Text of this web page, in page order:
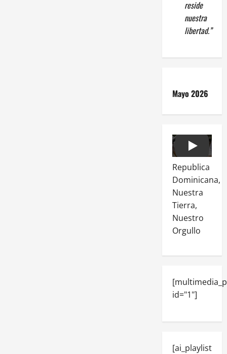
reside
nuestra
libertad.”
Mayo 2026
Play
Republica
Dominicana,
Nuestra
Tierra,
Nuestro
Orgullo
id="1"]
[ai_playlist